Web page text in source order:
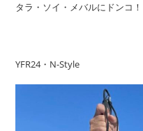
タラ・ソイ・メバルにドンコ！
YFR24・N-Style